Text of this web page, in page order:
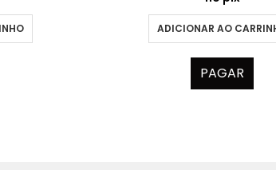
ADICIONAR AO
PAGAR